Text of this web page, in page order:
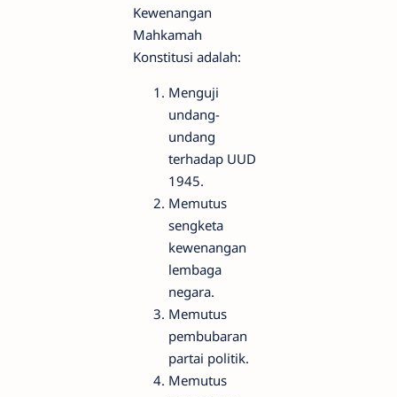
Kewenangan
Mahkamah
Konstitusi adalah:
Menguji
undang-
undang
terhadap UUD
1945.
Memutus
sengketa
kewenangan
lembaga
negara.
Memutus
pembubaran
partai politik.
Memutus